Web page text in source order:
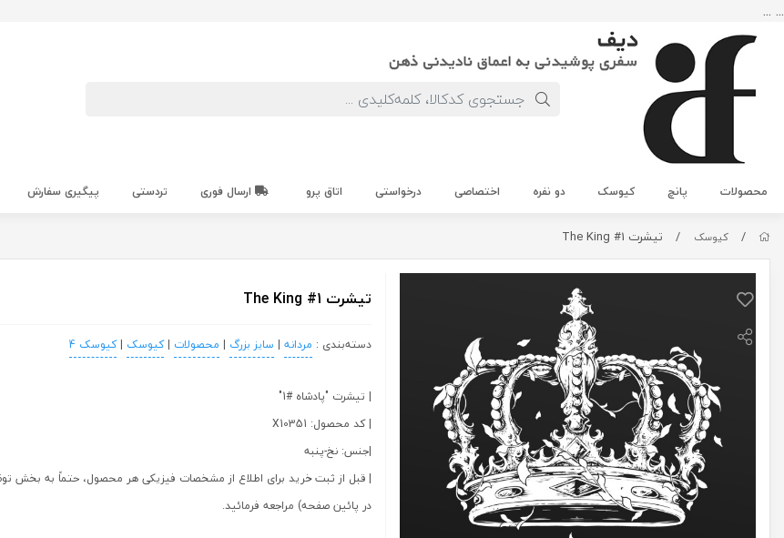
... ...
محصولات پانچ کیوسک دو نفره اختصاصی درخواستی اتاق پرو ارسال فوری تردستی پیگیری سفارش
/ کیوسک / تیشرت The King #1
تیشرت The King #1
دسته‌بندی : مردانه | سایز بزرگ | محصولات |کیوسک |کیوسک 4
| تیشرت "پادشاه #1"
| کد محصول: X10351
|جنس: نخ-پنبه
| قبل از ثبت خرید برای اطلاع از مشخصات فیزیکی هر محصول، حتماً به بخش
در پائین صفحه) مراجعه فرمائید.